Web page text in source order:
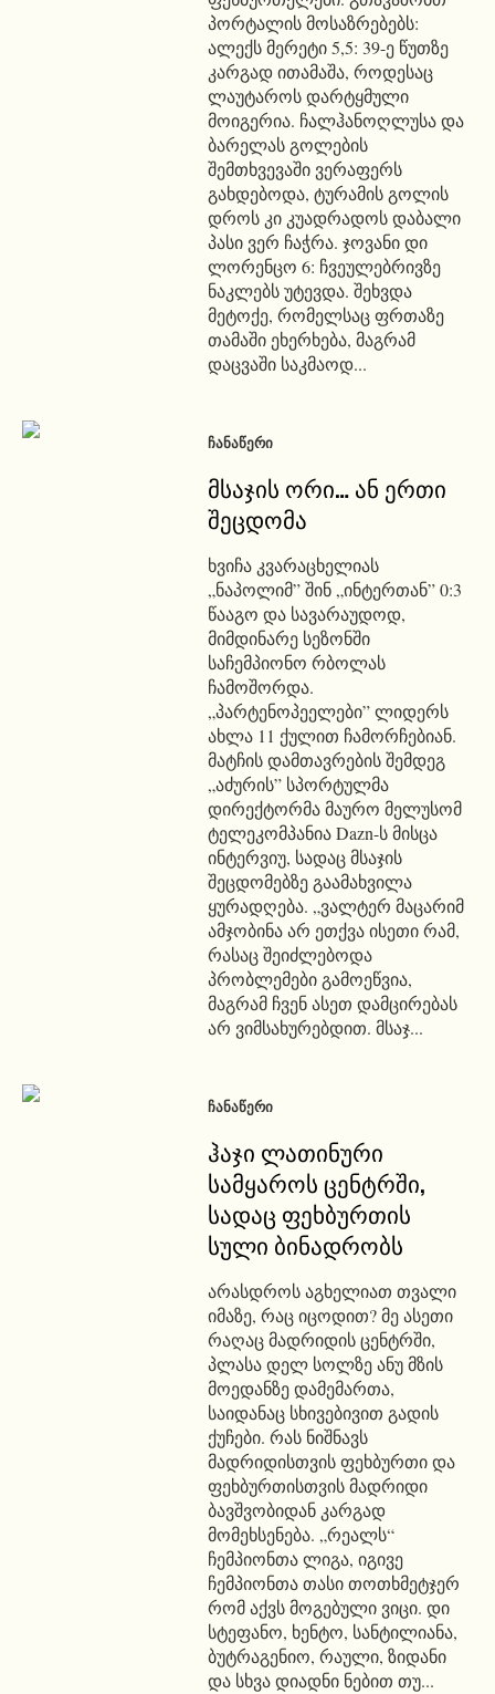
პორტალის მოსაზრებებს:
ალექს მერეტი 5,5: 39-ე წუთზე
კარგად ითამაშა, როდესაც
ლაუტაროს დარტყმული
მოიგერია. ჩალჰანოღლუსა და
ბარელას გოლების
შემთხვევაში ვერაფერს
გახდებოდა, ტურამის გოლის
დროს კი კუადრადოს დაბალი
პასი ვერ ჩაჭრა. ჯოვანი დი
ლორენცო 6: ჩვეულებრივზე
ნაკლებს უტევდა. შეხვდა
მეტოქე, რომელსაც ფრთაზე
თამაში ეხერხება, მაგრამ
დაცვაში საკმაოდ...
ᲩᲐᲜᲐᲬᲔᲠᲘ
მსაჯის ორი… ან ერთი
შეცდომა
ხვიჩა კვარაცხელიას
„ნაპოლიმ” შინ „ინტერთან” 0:3
წააგო და სავარაუდოდ,
მიმდინარე სეზონში
საჩემპიონო რბოლას
ჩამოშორდა.
„პარტენოპეელები” ლიდერს
ახლა 11 ქულით ჩამორჩებიან.
მატჩის დამთავრების შემდეგ
„აძურის” სპორტულმა
დირექტორმა მაურო მელუსომ
ტელეკომპანია Dazn-ს მისცა
ინტერვიუ, სადაც მსაჯის
შეცდომებზე გაამახვილა
ყურადღება. „ვალტერ მაცარიმ
ამჯობინა არ ეთქვა ისეთი რამ,
რასაც შეიძლებოდა
პრობლემები გამოეწვია,
მაგრამ ჩვენ ასეთ დამცირებას
არ ვიმსახურებდით. მსაჯ...
ᲩᲐᲜᲐᲬᲔᲠᲘ
ჰაჯი ლათინური
სამყაროს ცენტრში,
სადაც ფეხბურთის
სული ბინადრობს
არასდროს აგხელიათ თვალი
იმაზე, რაც იცოდით? მე ასეთი
რაღაც მადრიდის ცენტრში,
პლასა დელ სოლზე ანუ მზის
მოედანზე დამემართა,
საიდანაც სხივებივით გადის
ქუჩები. რას ნიშნავს
მადრიდისთვის ფეხბურთი და
ფეხბურთისთვის მადრიდი
ბავშვობიდან კარგად
მომეხსენება. „რეალს“
ჩემპიონთა ლიგა, იგივე
ჩემპიონთა თასი თოთხმეტჯერ
რომ აქვს მოგებული ვიცი. დი
სტეფანო, ხენტო, სანტილიანა,
ბუტრაგენიო, რაული, ზიდანი
და სხვა დიადნი ნებით თუ...